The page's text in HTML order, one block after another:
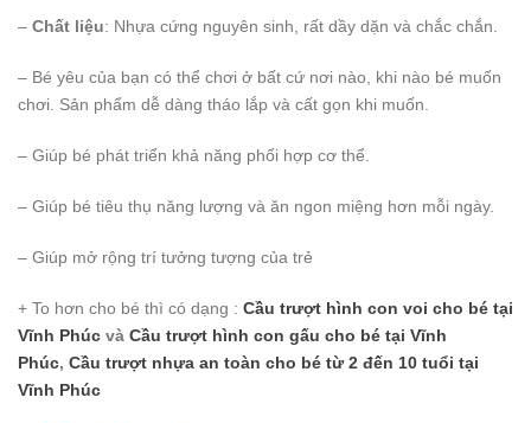
– Chất liệu: Nhựa cứng nguyên sinh, rất dầy dặn và chắc chắn.
– Bé yêu của bạn có thể chơi ở bất cứ nơi nào, khi nào bé muốn
chơi. Sản phẩm dễ dàng tháo lắp và cất gọn khi muốn.
– Giúp bé phát triển khả năng phối hợp cơ thể.
– Giúp bé tiêu thụ năng lượng và ăn ngon miệng hơn mỗi ngày.
– Giúp mở rộng trí tưởng tượng của trẻ
+ To hơn cho bé thì có dạng : Cầu trượt hình con voi cho bé tại
Vĩnh Phúc và Cầu trượt hình con gấu cho bé tại Vĩnh
Phúc, Cầu trượt nhựa an toàn cho bé từ 2 đến 10 tuổi tại
Vĩnh Phúc